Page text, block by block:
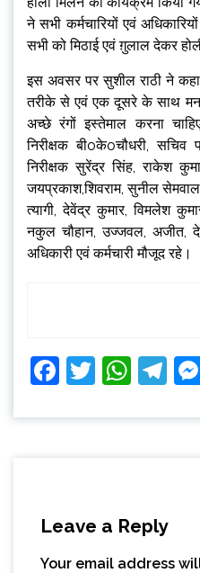
ने सभी कर्मचारियों एवं
सभी को मिठाई एवं ग़ुलाल देकर
इस अवसर पर सुशील राठी ने कहा
तरीके से एवं एक दूसरे के साथ
अच्छे रंगों इस्तेमाल करना
निरीक्षक बीoकेoचौधरी, सचिव
निरीक्षक सुरेंद्र सिंह, राकेश
जयप्रकाश,शिवराम, सुनील
त्यागी, देवेंद्र कुमार, विमलेश
नकुल चौहान, उज्जवल, अजीत,
अधिकारी एवं कर्मचारी मौजूद रहे।
Facebook
Twitter
Leave a Reply
Your email address